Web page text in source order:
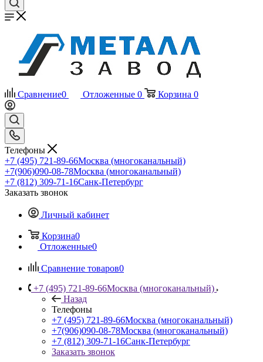
Сравнение0 Отложенные 0 Корзина 0
Телефоны
+7 (495) 721-89-66Москва (многоканальный)
+7(906)090-08-78Москва (многоканальный)
+7 (812) 309-71-16Санк-Петербург
Заказать звонок
Личный кабинет
Корзина0
Отложенные0
Сравнение товаров0
+7 (495) 721-89-66Москва (многоканальный)
Назад
Телефоны
+7 (495) 721-89-66Москва (многоканальный)
+7(906)090-08-78Москва (многоканальный)
+7 (812) 309-71-16Санк-Петербург
Заказать звонок